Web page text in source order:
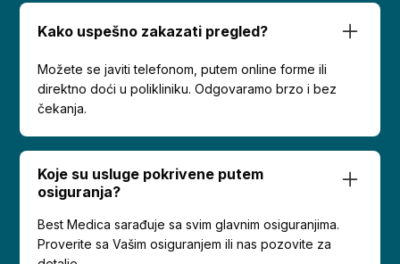
Kako uspešno zakazati pregled?
Možete se javiti telefonom, putem online forme ili
direktno doći u polikliniku. Odgovaramo brzo i bez
čekanja.
Koje su usluge pokrivene putem
osiguranja?
Best Medica sarađuje sa svim glavnim osiguranjima.
Proverite sa Vašim osiguranjem ili nas pozovite za